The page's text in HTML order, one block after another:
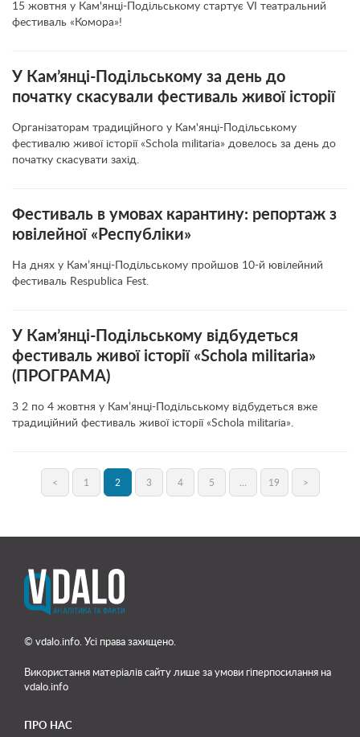
15 жовтня у Кам'янці-Подільському стартує VI театральний
фестиваль «Комора»!
У Кам’янці-Подільському за день до
початку скасували фестиваль живої історії
Організаторам традиційного у Кам'янці-Подільському
фестивалю живої історії «Schola militaria» довелось за день до
початку скасувати захід.
Фестиваль в умовах карантину: репортаж з
ювілейної «Республіки»
На днях у Кам’янці-Подільському пройшов 10-й ювілейний
фестиваль Respublica Fest.
У Кам’янці-Подільському відбудеться
фестиваль живої історії «Schola militaria»
(ПРОГРАМА)
З 2 по 4 жовтня у Кам’янці-Подільському відбудеться вже
традиційний фестиваль живої історії «Schola militaria».
< 1 2 3 4 5 … 19 >
© vdalo.info. Усі права захищено.
Використання матеріалів сайту лише за умови гіперпосилання на
vdalo.info
ПРО НАС